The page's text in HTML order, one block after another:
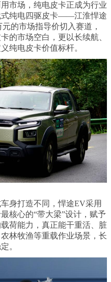
场，纯电皮卡正成为行业
式纯电四驱皮卡——江淮悍途
的市场指导价切入赛道，
的市场空白，更以长续航、
纯电皮卡价值标杆。
打造不同，悍途EV采用
核心的“带大梁”设计，赋予
荷能力，真正能干重活、脏
林牧渔等重载作业场景，长
。